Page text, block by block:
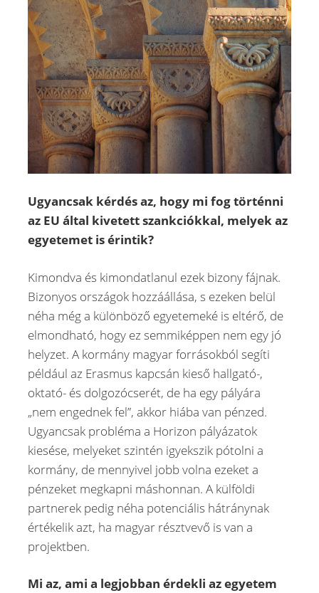
Ugyancsak kérdés az, hogy mi fog történni
az EU által kivetett szankciókkal, melyek az
egyetemet is érintik?
Kimondva és kimondatlanul ezek bizony fájnak.
Bizonyos országok hozzáállása, s ezeken belül
néha még a különböző egyetemeké is eltérő, de
elmondható, hogy ez semmiképpen nem egy jó
helyzet. A kormány magyar forrásokból segíti
például az Erasmus kapcsán kieső hallgató-,
oktató- és dolgozócserét, de ha egy pályára
„nem engednek fel”, akkor hiába van pénzed.
Ugyancsak probléma a Horizon pályázatok
kiesése, melyeket szintén igyekszik pótolni a
kormány, de mennyivel jobb volna ezeket a
pénzeket megkapni máshonnan. A külföldi
partnerek pedig néha potenciális hátránynak
értékelik azt, ha magyar résztvevő is van a
projektben.
Mi az, ami a legjobban érdekli az egyetem